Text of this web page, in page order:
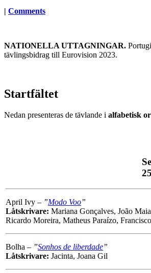
| Comments
NATIONELLA UTTAGNINGAR.
tävlingsbidrag till Eurovision 2023.
Startfältet
Nedan presenteras de tävlande i alfabetisk
April Ivy – ”Modo Voo”
Låtskrivare: Mariana Gonçalves, João
Ricardo Moreira, Matheus Paraízo,
Bolha – ”Sonhos de liberdade”
Låtskrivare: Jacinta, Joana Gil